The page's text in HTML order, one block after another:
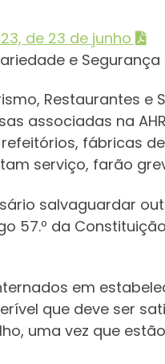
de 23 de junho
e
Restaurantes e
associadas na
fábricas
serviço, farão
salvaguardar
57.º da
em
que deve ser
uma vez que